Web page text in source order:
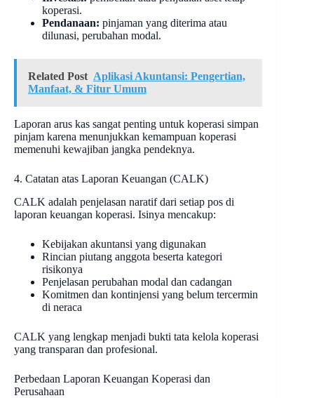
koperasi.
Pendanaan: pinjaman yang diterima atau
dilunasi, perubahan modal.
Related Post Aplikasi Akuntansi: Pengertian,
Manfaat, & Fitur Umum
Laporan arus kas sangat penting untuk koperasi simpan
pinjam karena menunjukkan kemampuan koperasi
memenuhi kewajiban jangka pendeknya.
4. Catatan atas Laporan Keuangan (CALK)
CALK adalah penjelasan naratif dari setiap pos di
laporan keuangan koperasi. Isinya mencakup:
Kebijakan akuntansi yang digunakan
Rincian piutang anggota beserta kategori
risikonya
Penjelasan perubahan modal dan cadangan
Komitmen dan kontinjensi yang belum tercermin
di neraca
CALK yang lengkap menjadi bukti tata kelola koperasi
yang transparan dan profesional.
Perbedaan Laporan Keuangan Koperasi dan
Perusahaan